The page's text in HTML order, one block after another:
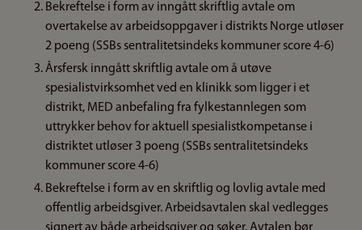
Bekreftelse i form av inngått skriftlig avtale om
overtakelse av arbeidsoppgaver i distrikts Norge utløser
2 poeng (SSBs sentralitetsindeks kommuner score 4-6)
Årsfersk inngått skriftlig avtale om å utøve
spesialistvirksomhet ved en klinikk som ligger i et
distrikt, MED anbefaling fra fylkestannlegen som
uttrykker behov for aktuell spesialistkompetanse i
distriktet utløser 3 poeng (SSBs sentralitetsindeks
kommuner score 4-6)
Bekreftelse i form av en skriftlig og lovlig avtale med
offentlig arbeidsgiver. Arbeidsavtalen skal vedlegges